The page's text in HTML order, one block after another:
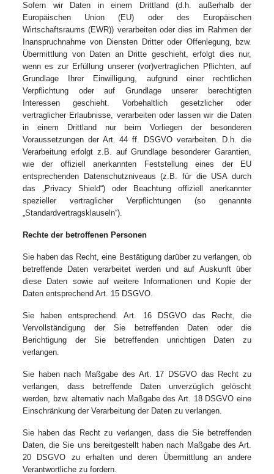
Sofern wir Daten in einem Drittland (d.h. außerhalb der
Europäischen Union (EU) oder des Europäischen
Wirtschaftsraums (EWR)) verarbeiten oder dies im Rahmen der
Inanspruchnahme von Diensten Dritter oder Offenlegung, bzw.
Übermittlung von Daten an Dritte geschieht, erfolgt dies nur,
wenn es zur Erfüllung unserer (vor)vertraglichen Pflichten, auf
Grundlage Ihrer Einwilligung, aufgrund einer rechtlichen
Verpflichtung oder auf Grundlage unserer berechtigten
Interessen geschieht. Vorbehaltlich gesetzlicher oder
vertraglicher Erlaubnisse, verarbeiten oder lassen wir die Daten
in einem Drittland nur beim Vorliegen der besonderen
Voraussetzungen der Art. 44 ff. DSGVO verarbeiten. D.h. die
Verarbeitung erfolgt z.B. auf Grundlage besonderer Garantien,
wie der offiziell anerkannten Feststellung eines der EU
entsprechenden Datenschutzniveaus (z.B. für die USA durch
das „Privacy Shield“) oder Beachtung offiziell anerkannter
spezieller vertraglicher Verpflichtungen (so genannte
„Standardvertragsklauseln“).
Rechte der betroffenen Personen
Sie haben das Recht, eine Bestätigung darüber zu verlangen, ob
betreffende Daten verarbeitet werden und auf Auskunft über
diese Daten sowie auf weitere Informationen und Kopie der
Daten entsprechend Art. 15 DSGVO.
Sie haben entsprechend. Art. 16 DSGVO das Recht, die
Vervollständigung der Sie betreffenden Daten oder die
Berichtigung der Sie betreffenden unrichtigen Daten zu
verlangen.
Sie haben nach Maßgabe des Art. 17 DSGVO das Recht zu
verlangen, dass betreffende Daten unverzüglich gelöscht
werden, bzw. alternativ nach Maßgabe des Art. 18 DSGVO eine
Einschränkung der Verarbeitung der Daten zu verlangen.
Sie haben das Recht zu verlangen, dass die Sie betreffenden
Daten, die Sie uns bereitgestellt haben nach Maßgabe des Art.
20 DSGVO zu erhalten und deren Übermittlung an andere
Verantwortliche zu fordern.